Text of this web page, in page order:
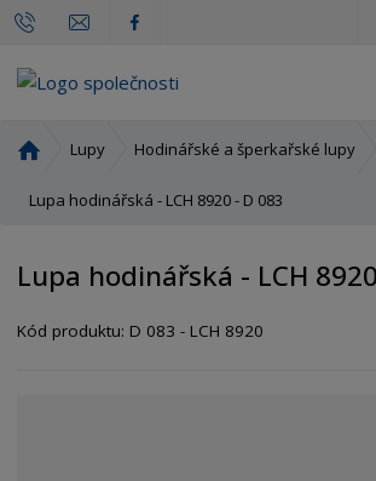
o
í
t
Lupy Hodinářské a šperkařské lupy
Lupa hodinářská - LCH 8920 - D 083
Lupa hodinářská - LCH
Kód produktu: D 083 - LCH 8920